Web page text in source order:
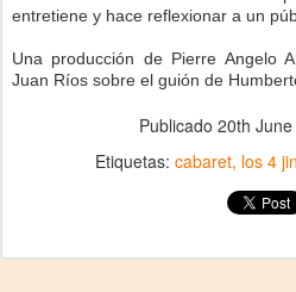
entretiene y hace reflexionar a un
Una producción de Pierre Angelo
Juan Ríos sobre el guión de
Publicado 20th
Etiquetas: cabaret los 4